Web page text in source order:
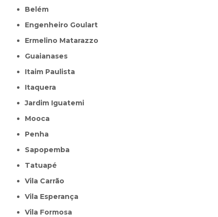
Belém
Engenheiro Goulart
Ermelino Matarazzo
Guaianases
Itaim Paulista
Itaquera
Jardim Iguatemi
Mooca
Penha
Sapopemba
Tatuapé
Vila Carrão
Vila Esperança
Vila Formosa